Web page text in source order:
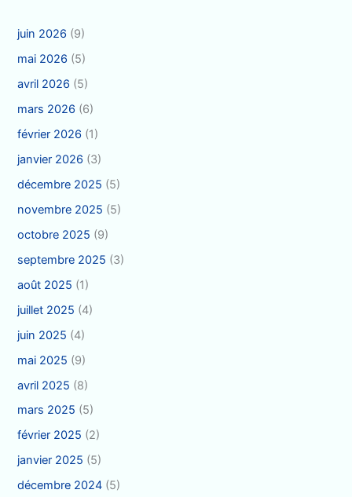
juin 2026 (9)
mai 2026 (5)
avril 2026 (5)
mars 2026 (6)
février 2026 (1)
janvier 2026 (3)
décembre 2025 (5)
novembre 2025 (5)
octobre 2025 (9)
septembre 2025 (3)
août 2025 (1)
juillet 2025 (4)
juin 2025 (4)
mai 2025 (9)
avril 2025 (8)
mars 2025 (5)
février 2025 (2)
janvier 2025 (5)
décembre 2024 (5)